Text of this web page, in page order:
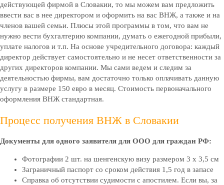
действующей фирмой в Словакии, то мы можем вам предложить
ввести вас в нее директором и оформить на вас ВНЖ, а также и на
членов вашей семьи. Плюсы этой программы в том, что вам не
нужно вести бухгалтерию компании, думать о ежегодной прибыли,
уплате налогов и т.п. На основе учредительного договора: каждый
директор действует самостоятельно и не несет ответственности за
других директоров компании. Мы сами ведем и следим за
деятельностью фирмы, вам достаточно только оплачивать данную
услугу в размере 150 евро в месяц. Стоимость первоначального
оформления ВНЖ стандартная.
Процесс получения ВНЖ в Словакии
Документы для одного заявителя для ООО для граждан РФ:
Фотографии 2 шт. на шенгенскую визу размером 3 х 3,5 см
Заграничный паспорт со сроком действия 1,5 год в запасе
Справка об отсутствии судимости с апостилем. Если вы, за